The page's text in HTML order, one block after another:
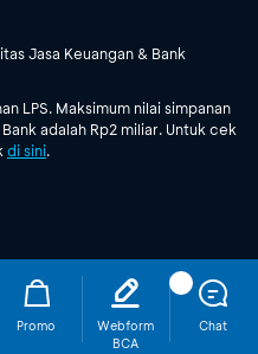
Promo
Webform
BCA
Chat
Jasa Keuangan & Bank
LPS. Maksimum nilai simpanan
adalah Rp2 miliar. Untuk cek
di sini.